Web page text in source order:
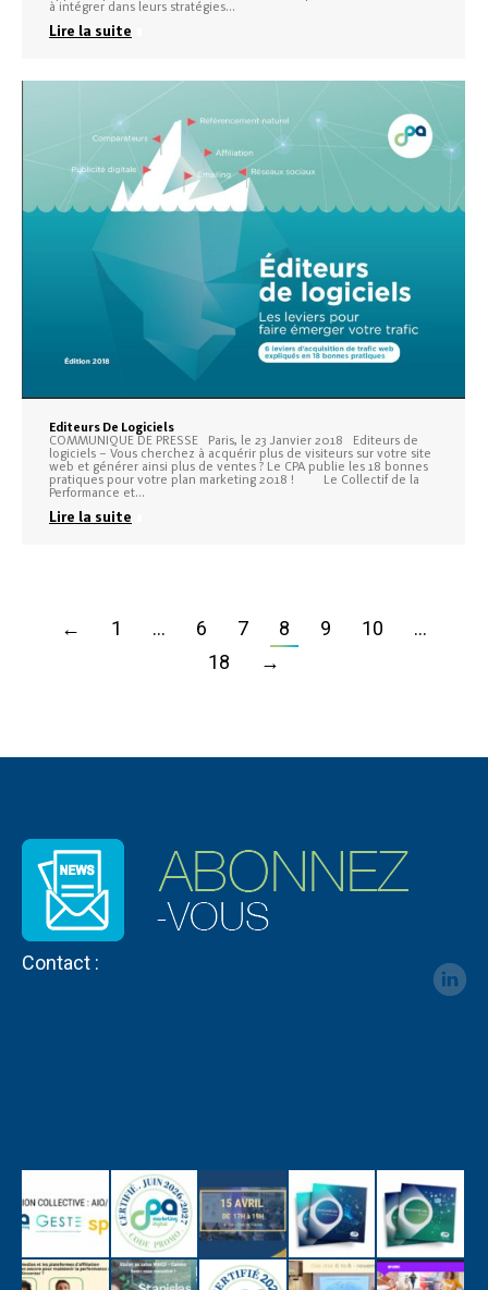
à intégrer dans leurs stratégies…
Lire la suite
Editeurs De Logiciels
COMMUNIQUE DE PRESSE Paris, le 23 Janvier 2018 Editeurs de
logiciels – Vous cherchez à acquérir plus de visiteurs sur votre site
web et générer ainsi plus de ventes ? Le CPA publie les 18 bonnes
pratiques pour votre plan marketing 2018 ! Le Collectif de la
Performance et…
Lire la suite
← 1 … 6 7 8 9 10
…
18
→
Contact :